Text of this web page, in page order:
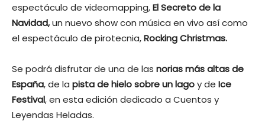
espectáculo de videomapping,El Secreto de la
Navidad,un nuevo show con música en vivo así como
el espectáculo de pirotecnia,Rocking Christmas.
Se podrá disfrutar de una de las norias más altas de
España, de la pista de hielo sobre un lagoy de Ice
Festival, en esta edición dedicado a Cuentos y
Leyendas Heladas.